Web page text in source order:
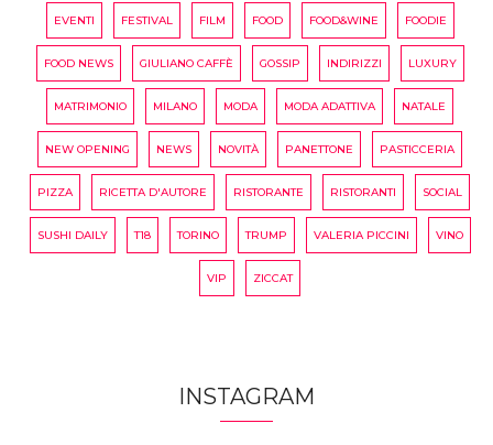
EVENTI FESTIVAL FILM FOOD FOOD&WINE FOODIE
FOOD NEWS GIULIANO CAFFÈ GOSSIP INDIRIZZI LUXURY
MATRIMONIO MILANO MODA MODA ADATTIVA NATALE
NEW OPENING NEWS NOVITÀ PANETTONE PASTICCERIA
PIZZA RICETTA D'AUTORE RISTORANTE RISTORANTI SOCIAL
SUSHI DAILY T18 TORINO TRUMP VALERIA PICCINI VINO
VIP ZICCAT
INSTAGRAM